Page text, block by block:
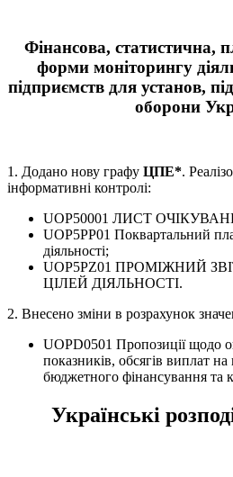
Фінансова, статистична,
форми моніторингу
підприємств для установ,
оборони
1. Додано нову графу ЦПЕ*.
інформативні контролі:
UOP50001 ЛИСТ
UOP5PP01 Поквартальний
діяльності;
UOP5PZ01 ПРОМІЖНИЙ
ЦІЛЕЙ ДІЯЛЬНОСТІ.
2. Внесено зміни в розрахунок
UOPD0501 Пропозиції щодо
показників, обсягів виплат
бюджетного фінансування та
Українські